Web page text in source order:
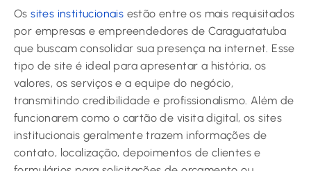
Ossites institucionais estão entre os mais requisitados
por empresas e empreendedores de Caraguatatuba
que buscam consolidar sua presença na internet. Esse
tipo de site é ideal para apresentar a história, os
valores, os serviços e a equipe do negócio,
transmitindo credibilidade e profissionalismo. Além de
funcionarem como o cartão de visita digital, os sites
institucionais geralmente trazem informações de
contato, localização, depoimentos de clientes e